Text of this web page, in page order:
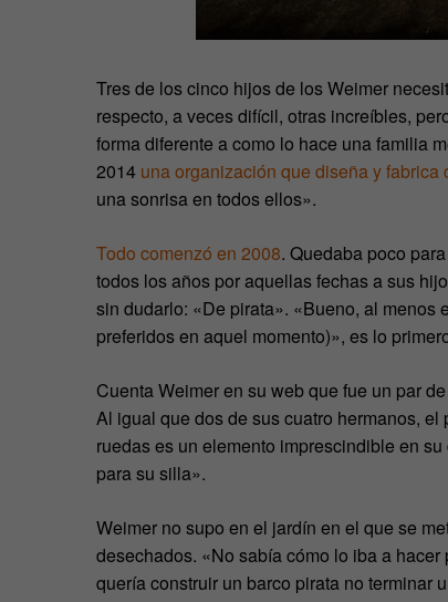
Tres de los cinco hijos de los Weimer
respecto, a veces difícil, otras increíbles,
forma diferente a como lo hace una familia
2014 una organización que diseña y
una sonrisa en todos ellos».
Todo comenzó en 2008. Quedaba poco
todos los años por aquellas fechas a sus
sin dudarlo: «De pirata». «Bueno, al menos
preferidos en aquel momento)», es lo
Cuenta Weimer en su web que fue un par
Al igual que dos de sus cuatro hermanos,
ruedas es un elemento imprescindible en
para su silla».
Weimer no supo en el jardín en el que se
desechados. «No sabía cómo lo iba a
quería construir un barco pirata no terminar